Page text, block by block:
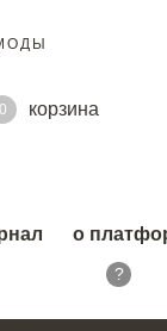
0
корзина
о
?